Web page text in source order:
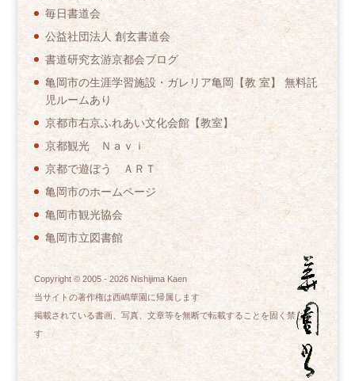
毎日書道会
公益社団法人 創玄書道会
書道研究玄游京都会ブログ
亀岡市の生涯学習施設・ガレリア亀岡【教 室】 無料託
児ルームあり
京都市右京ふれあい文化会館【教室】
京都観光 Ｎａｖｉ
京都で遊ぼう ＡＲＴ
亀岡市のホームページ
亀岡市観光協会
亀岡市立図書館
Copyright © 2005 - 2026Nishijima Kaen
当サイトの著作権は西嶋華園に帰属します
掲載されている書画、写真、文章等を無断で転載することを固く禁じま
す